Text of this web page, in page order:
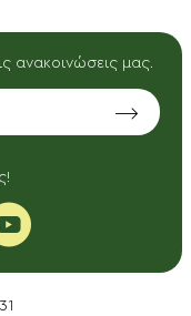
ανακοινώσεις μας.